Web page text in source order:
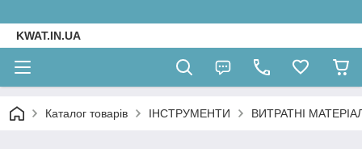
KWAT.IN.UA
Каталог товарів ІНСТРУМЕНТИ ВИТРАТНІ